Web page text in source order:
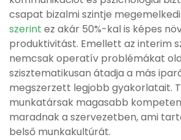
csapat bizalmi szintje
szerint ez akár 50%-kal is képes
produktivitást. Emellett az interim
nemcsak operatív problémákat
szisztematikusan átadja a más
megszerzett legjobb gyakorlatait.
munkatársak magasabb
maradnak a szervezetben, ami
belső munkakultúrát.